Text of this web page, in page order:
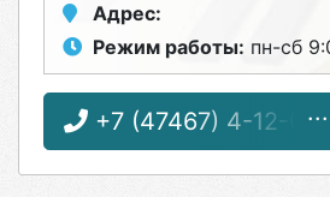
Адрес:
Режим работы: пн-сб
+7 (47467) 4-12-08